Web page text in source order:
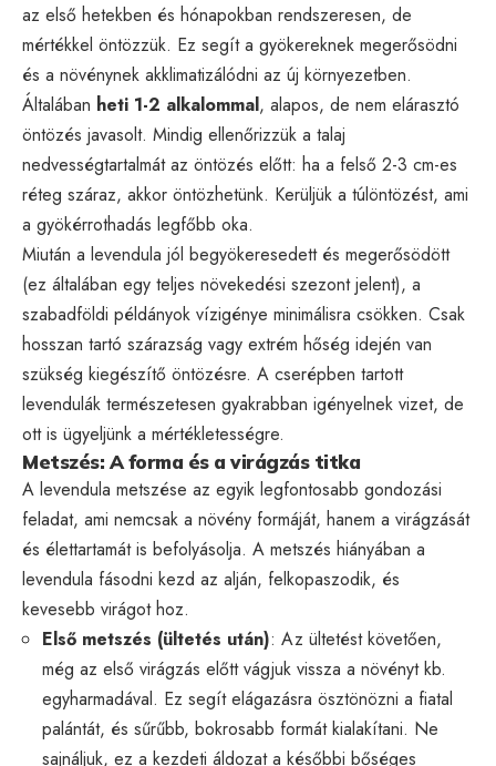
az első hetekben és hónapokban rendszeresen, de
mértékkel öntözzük. Ez segít a gyökereknek megerősödni
és a növénynek akklimatizálódni az új környezetben.
Általában heti 1-2 alkalommal, alapos, de nem elárasztó
öntözés javasolt. Mindig ellenőrizzük a talaj
nedvességtartalmát az öntözés előtt: ha a felső 2-3 cm-es
réteg száraz, akkor öntözhetünk. Kerüljük a túlöntözést, ami
a gyökérrothadás legfőbb oka.
Miután a levendula jól begyökeresedett és megerősödött
(ez általában egy teljes növekedési szezont jelent), a
szabadföldi példányok vízigénye minimálisra csökken. Csak
hosszan tartó szárazság vagy extrém hőség idején van
szükség kiegészítő öntözésre. A cserépben tartott
levendulák természetesen gyakrabban igényelnek vizet, de
ott is ügyeljünk a mértékletességre.
Metszés: A forma és a virágzás titka
A levendula metszése az egyik legfontosabb gondozási
feladat, ami nemcsak a növény formáját, hanem a virágzását
és élettartamát is befolyásolja. A metszés hiányában a
levendula fásodni kezd az alján, felkopaszodik, és
kevesebb virágot hoz.
Első metszés (ültetés után): Az ültetést követően,
még az első virágzás előtt vágjuk vissza a növényt kb.
egyharmadával. Ez segít elágazásra ösztönözni a fiatal
palántát, és sűrűbb, bokrosabb formát kialakítani. Ne
sajnáljuk, ez a kezdeti áldozat a későbbi bőséges